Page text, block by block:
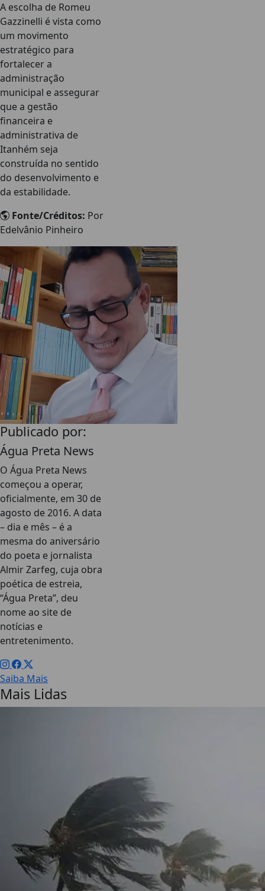
A escolha de Romeu
Gazzinelli é vista como
um movimento
estratégico para
fortalecer a
administração
municipal e assegurar
que a gestão
financeira e
administrativa de
Itanhém seja
construída no sentido
do desenvolvimento e
da estabilidade.
Fonte/Créditos: Por
Edelvânio Pinheiro
Publicado por:
Água Preta News
O Água Preta News
começou a operar,
oficialmente, em 30 de
agosto de 2016. A data
– dia e mês – é a
mesma do aniversário
do poeta e jornalista
Almir Zarfeg, cuja obra
poética de estreia,
“Água Preta”, deu
nome ao site de
notícias e
entretenimento.
Saiba Mais
Mais Lidas